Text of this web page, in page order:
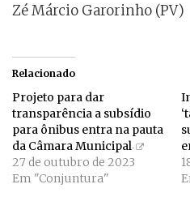
Zé Márcio Garorinho (PV)
Relacionado
Projeto para dar
transparência a subsídio
para ônibus entra na pauta
da Câmara Municipal
27 de outubro de 2023
Em "Conjuntura"